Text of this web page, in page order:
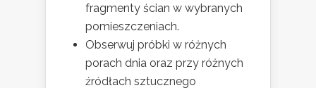
fragmenty ścian w wybranych
pomieszczeniach.
Obserwuj próbki w różnych
porach dnia oraz przy różnych
źródłach sztucznego